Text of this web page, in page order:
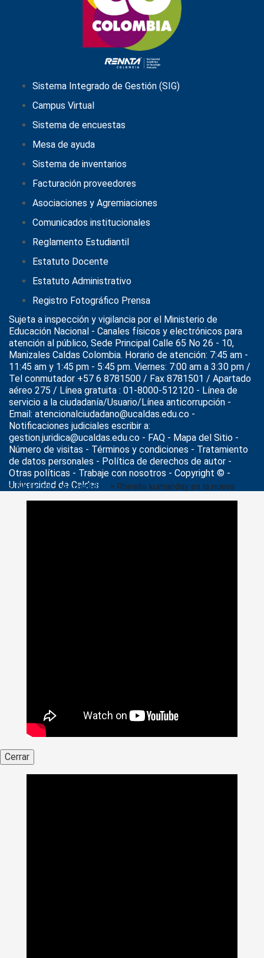
>Noticias>Actualidad > Rhinella kumanday es la nueva
especie de sapo que investigadores de la U. de Caldas
Sistema Integrado de Gestión (SIG)
Campus Virtual
Sistema de encuestas
Mesa de ayuda
Sistema de inventarios
Facturación proveedores
Asociaciones y Agremiaciones
Comunicados institucionales
Reglamento Estudiantil
Estatuto Docente
Estatuto Administrativo
Registro Fotográfico Prensa
Sujeta a inspección y vigilancia por el Ministerio de
Educación Nacional - Canales físicos y electrónicos para
atención al público, Sede Principal Calle 65 No 26 - 10,
Manizales Caldas Colombia. Horario de atención: 7:45 am -
11:45 am y 1:45 pm - 5:45 pm. Viernes: 7:00 am a 3:30 pm /
Tel conmutador +57 6 8781500 / Fax 8781501 / Apartado
aéreo 275 / Línea gratuita : 01-8000-512120 - Línea de
servicio a la ciudadanía/Usuario/Línea anticorrupción -
Email: atencionalciudadano@ucaldas.edu.co -
Notificaciones judiciales escribir a:
gestion.juridica@ucaldas.edu.co - FAQ - Mapa del Sitio -
Número de visitas - Términos y condiciones - Tratamiento
de datos personales - Política de derechos de autor -
Otras políticas - Trabaje con nosotros - Copyright © -
Universidad de Caldas
Cerrar